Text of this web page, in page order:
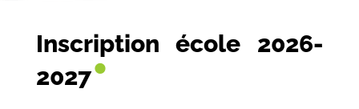
Inscription école 2026-
2027•